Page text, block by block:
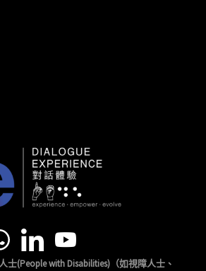
士(People with Disabilities)（如視障人士、